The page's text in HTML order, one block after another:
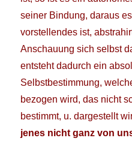
seiner Bindung, daraus
vorstellendes ist,
Anschauung sich selbst
entsteht dadurch ein
Selbstbestimmung,
bezogen wird, das nicht
bestimmt, u. dargestellt
jenes nicht ganz von